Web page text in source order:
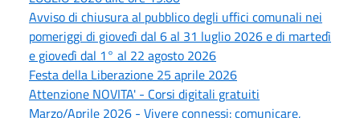
Avviso di chiusura al pubblico degli uffici comunali nei
pomeriggi di giovedì dal 6 al 31 luglio 2026 e di martedì
e giovedì dal 1° al 22 agosto 2026
Festa della Liberazione 25 aprile 2026
Attenzione NOVITA' - Corsi digitali gratuiti
Marzo/Aprile 2026 - Vivere connessi: comunicare,